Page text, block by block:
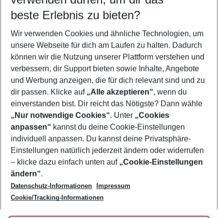
5-8 Nächte
2 Erwachsene Keine Kinder
Mehr Filter anzeigen
Footer
Footer navigation
Über uns
AGB
Bestpreisgarantie
Cookie-Einstellungen ändern
Cookie-Richtlinie
Agenturbetreuung
Barrierefreies Reisen
Folge uns
beste Erlebnis zu bieten?
Wir verwenden Cookies und ähnliche Technologien, um
unsere Webseite für dich am Laufen zu halten. Dadurch
können wir die Nutzung unserer Plattform verstehen und
verbessern, dir Support bieten sowie Inhalte, Angebote
und Werbung anzeigen, die für dich relevant sind und zu
dir passen. Klicke auf „Alle akzeptieren“, wenn du
einverstanden bist. Dir reicht das Nötigste? Dann wähle
„Nur notwendige Cookies“. Unter „Cookies
anpassen“ kannst du deine Cookie-Einstellungen
individuell anpassen. Du kannst deine Privatsphäre-
Einstellungen natürlich jederzeit ändern oder widerrufen
– klicke dazu einfach unten auf „Cookie-Einstellungen
ändern“.
Datenschutz-Informationen
Impressum
Cookie/Tracking-Informationen